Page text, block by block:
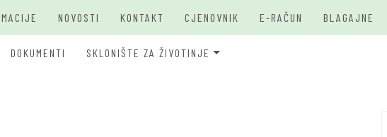
NOVOSTI KONTAKT CJENOVNIK E-RAČUN BLAGAJNE
DOKUMENTI SKLONIŠTE ZA ŽIVOTINJE